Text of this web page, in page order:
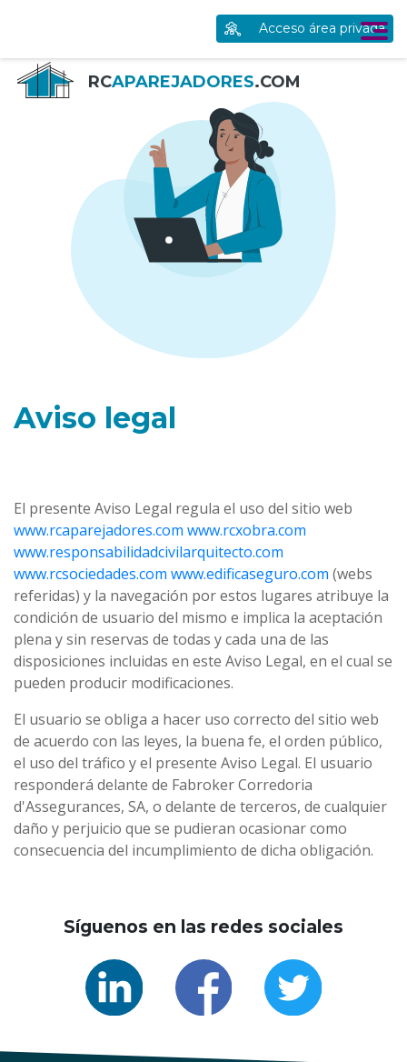
Acceso área privada
RCAPAREJADORES.COM
Aviso legal
El presente Aviso Legal regula el uso del sitio web
www.rcaparejadores.com www.rcxobra.com
www.responsabilidadcivilarquitecto.com
www.rcsociedades.com www.edificaseguro.com (webs
referidas) y la navegación por estos lugares atribuye la
condición de usuario del mismo e implica la aceptación
plena y sin reservas de todas y cada una de las
disposiciones incluidas en este Aviso Legal, en el cual se
pueden producir modificaciones.
El usuario se obliga a hacer uso correcto del sitio web
de acuerdo con las leyes, la buena fe, el orden público,
el uso del tráfico y el presente Aviso Legal. El usuario
responderá delante de Fabroker Corredoria
d'Assegurances, SA, o delante de terceros, de cualquier
daño y perjuicio que se pudieran ocasionar como
consecuencia del incumplimiento de dicha obligación.
Síguenos en las redes sociales